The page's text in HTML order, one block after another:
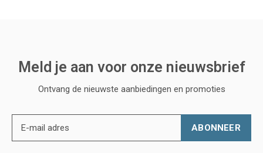
Meld je aan voor onze nieuwsbrief
Ontvang de nieuwste aanbiedingen en promoties
ABONNEER